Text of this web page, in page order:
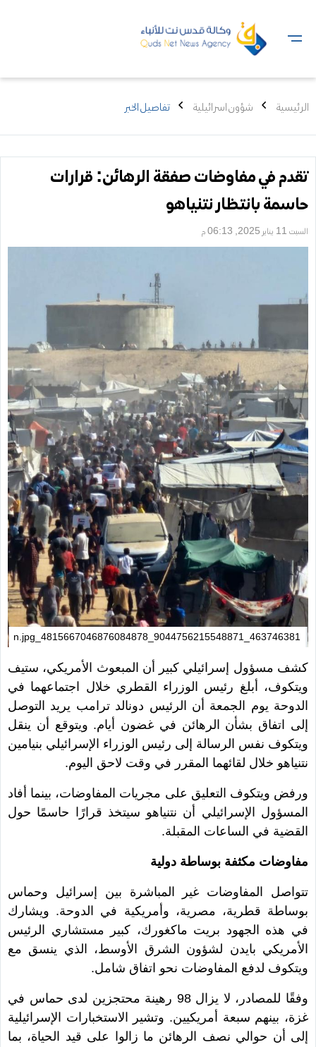
الرئيسية شؤون اسرائيلية تفاصيل الخبر
تقدم في مفاوضات صفقة الرهائن: قرارات
حاسمة بانتظار نتنياهو
السبت 11 يناير 2025, 06:13 م
463746381_9044756215548871_4815667046876084878_n.jpg
كشف مسؤول إسرائيلي كبير أن المبعوث الأمريكي، ستيف
ويتكوف، أبلغ رئيس الوزراء القطري خلال اجتماعهما في
الدوحة يوم الجمعة أن الرئيس دونالد ترامب يريد التوصل
إلى اتفاق بشأن الرهائن في غضون أيام. ويتوقع أن ينقل
ويتكوف نفس الرسالة إلى رئيس الوزراء الإسرائيلي بنيامين
نتنياهو خلال لقائهما المقرر في وقت لاحق اليوم.
ورفض ويتكوف التعليق على مجريات المفاوضات، بينما أفاد
المسؤول الإسرائيلي أن نتنياهو سيتخذ قرارًا حاسمًا حول
القضية في الساعات المقبلة.
مفاوضات مكثفة بوساطة دولية
تتواصل المفاوضات غير المباشرة بين إسرائيل وحماس
بوساطة قطرية، مصرية، وأمريكية في الدوحة. ويشارك
في هذه الجهود بريت ماكغورك، كبير مستشاري الرئيس
الأمريكي بايدن لشؤون الشرق الأوسط، الذي ينسق مع
ويتكوف لدفع المفاوضات نحو اتفاق شامل.
وفقًا للمصادر، لا يزال 98 رهينة محتجزين لدى حماس في
غزة، بينهم سبعة أمريكيين. وتشير الاستخبارات الإسرائيلية
إلى أن حوالي نصف الرهائن ما زالوا على قيد الحياة، بما